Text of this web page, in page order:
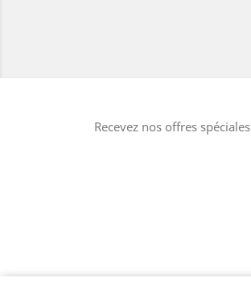
Recevez nos offres spéciales